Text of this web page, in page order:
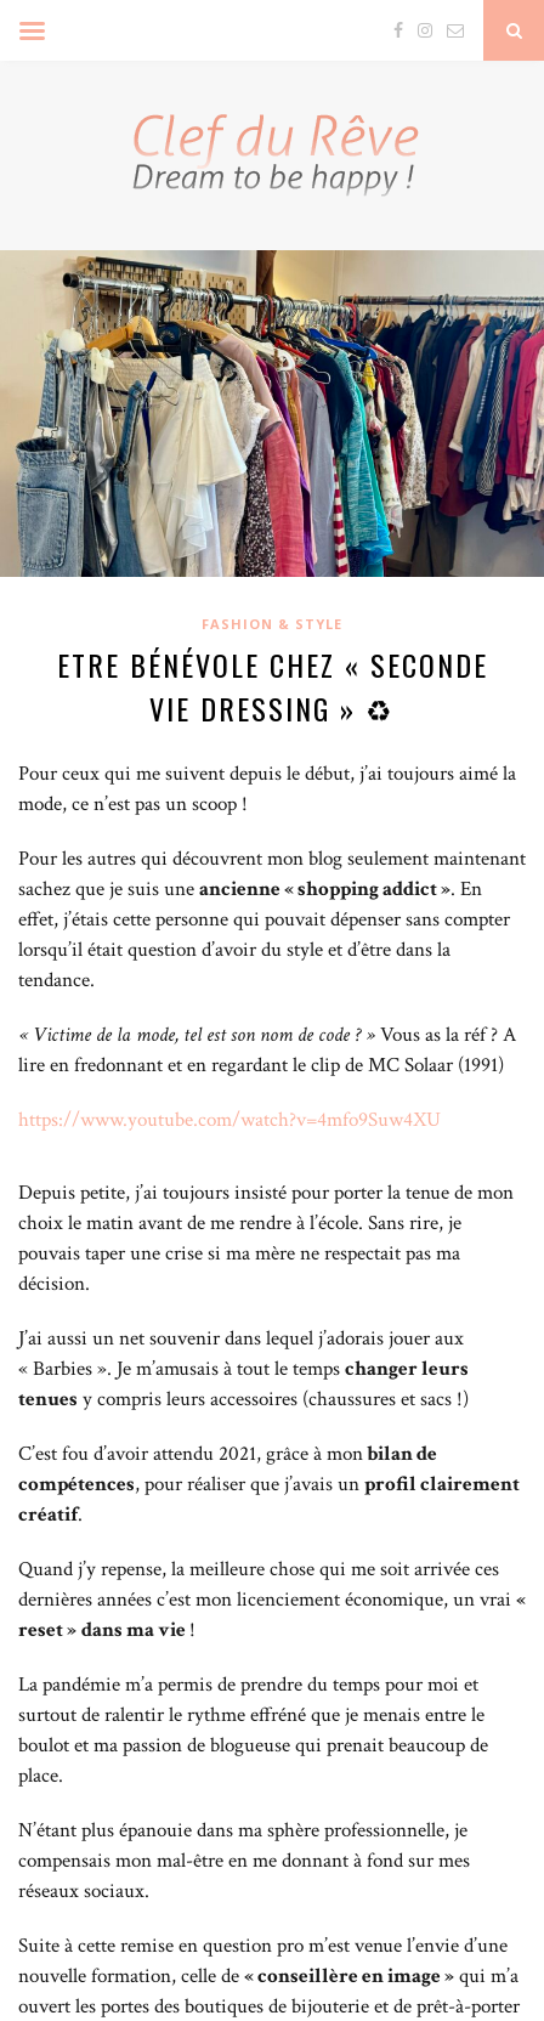
FASHION & STYLE
ETRE BÉNÉVOLE CHEZ « SECONDE
VIE DRESSING » ♻️
Pour ceux qui me suivent depuis le début, j’ai toujours aimé la
mode, ce n’est pas un scoop !
Pour les autres qui découvrent mon blog seulement maintenant
sachez que je suis uneancienne « shopping addict ». En
effet, j’étais cette personne qui pouvait dépenser sans compter
lorsqu’il était question d’avoir du style et d’être dans la
tendance.
« Victime de la mode, tel est son nom de code ? »Vous as la réf ? A
lire en fredonnant et en regardant le clip de MC Solaar (1991)
https://www.youtube.com/watch?v=4mfo9Suw4XU
Depuis petite, j’ai toujours insisté pour porter la tenue de mon
choix le matin avant de me rendre à l’école. Sans rire, je
pouvais taper une crise si ma mère ne respectait pas ma
décision.
J’ai aussi un net souvenir dans lequel j’adorais jouer aux
« Barbies ». Je m’amusais à tout le tempschanger leurs
tenues y compris leurs accessoires (chaussures et sacs !)
C’est fou d’avoir attendu 2021, grâce à monbilan de
compétences, pour réaliser que j’avais unprofil clairement
créatif.
Quand j’y repense, la meilleure chose qui me soit arrivée ces
dernières années c’est mon licenciement économique, un vrai «
reset »dans ma vie!
La pandémie m’a permis de prendre du temps pour moi et
surtout de ralentir le rythme effréné que je menais entre le
boulot et ma passion de blogueuse qui prenait beaucoup de
place.
N’étant plus épanouie dans ma sphère professionnelle, je
compensais mon mal-être en me donnant à fond sur mes
réseaux sociaux.
Suite à cette remise en question pro m’est venue l’envie d’une
nouvelle formation, celle de« conseillère en image »qui m’a
ouvert les portes des boutiques de bijouterie et de prêt-à-porter